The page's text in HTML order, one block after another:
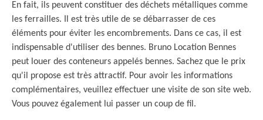
En fait, ils peuvent constituer des déchets métalliques comme
les ferrailles. Il est très utile de se débarrasser de ces
éléments pour éviter les encombrements. Dans ce cas, il est
indispensable d'utiliser des bennes. Bruno Location Bennes
peut louer des conteneurs appelés bennes. Sachez que le prix
qu'il propose est très attractif. Pour avoir les informations
complémentaires, veuillez effectuer une visite de son site web.
Vous pouvez également lui passer un coup de fil.